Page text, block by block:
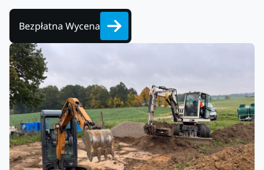
Bezpłatna Wycena